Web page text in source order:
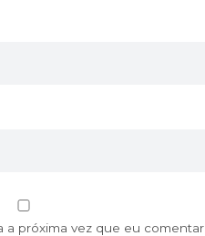
a próxima vez que eu comentar.